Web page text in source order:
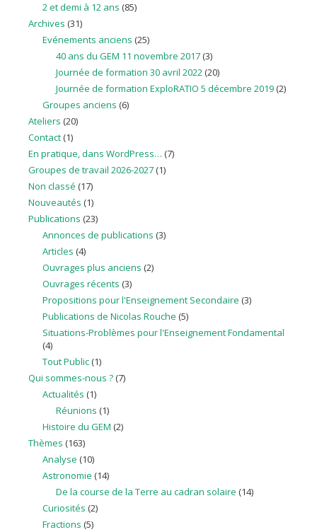
2 et demi à 12 ans (85)
Archives (31)
Evénements anciens (25)
40 ans du GEM 11 novembre 2017 (3)
Journée de formation 30 avril 2022 (20)
Journée de formation ExploRATIO 5 décembre 2019 (2)
Groupes anciens (6)
Ateliers (20)
Contact (1)
En pratique, dans WordPress… (7)
Groupes de travail 2026-2027 (1)
Non classé (17)
Nouveautés (1)
Publications (23)
Annonces de publications (3)
Articles (4)
Ouvrages plus anciens (2)
Ouvrages récents (3)
Propositions pour l'Enseignement Secondaire (3)
Publications de Nicolas Rouche (5)
Situations-Problèmes pour l'Enseignement Fondamental
(4)
Tout Public(1)
Qui sommes-nous ? (7)
Actualités (1)
Réunions (1)
Histoire du GEM (2)
Thèmes (163)
Analyse (10)
Astronomie (14)
De la course de la Terre au cadran solaire (14)
Curiosités (2)
Fractions (5)